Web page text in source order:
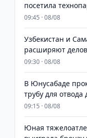
посетила
09:45 · 08/08
Узбекистан и
расширяют
09:30 · 08/08
В Юнусабаде
трубу для
09:15 · 08/08
Юная